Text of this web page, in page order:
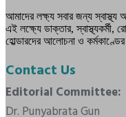
আমাদের লক্ষ্য সবার জন্য স্বাস্থ্য
এই লক্ষ্যে ডাক্তার, স্বাস্থ্যকর্মী,
হোল্ডারদের আলোচনা ও
Contact Us
Editorial Committee:
Dr. Punyabrata Gun